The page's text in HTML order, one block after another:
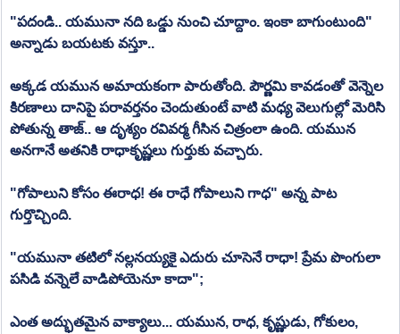
"పదండి.. యమునా నది ఒడ్డు నుంచి చూద్దాం. ఇంకా బాగుంటుంది"
అన్నాడు బయటకు వస్తూ..
అక్కడ యమున అమాయకంగా పారుతోంది. పౌర్ణమి కావడంతో వెన్నెల
కిరణాలు దానిపై పరావర్తనం చెందుతుంటే వాటి మధ్య వెలుగుల్లో మెరిసి
పోతున్న తాజ్.. ఆ దృశ్యం రవివర్మ గీసిన చిత్రంలా ఉంది. యమున
అనగానే అతనికి రాధాకృష్ణలు గుర్తుకు వచ్చారు.
"గోపాలుని కోసం ఈరాధ! ఈ రాధే గోపాలుని గాధ" అన్న పాట
గుర్తొచ్చింది.
"యమునా తటిలో నల్లనయ్యకై ఎదురు చూసెనే రాధా! ప్రేమ పొంగులా
పసిడి వన్నెలే వాడిపోయెనూ కాదా";
ఎంత అద్భుతమైన వాక్యాలు... యమున, రాధ, కృష్ణుడు, గోకులం,